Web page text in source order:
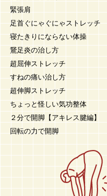
緊張肩
足首ぐにゃぐにゃストレッチ
寝たきりにならない体操
鵞足炎の治し方
超屈伸ストレッチ
すねの痛い治し方
超伸脚ストレッチ
ちょっと怪しい気功整体
２分で開脚【アキレス腱編】
回転の力で開脚